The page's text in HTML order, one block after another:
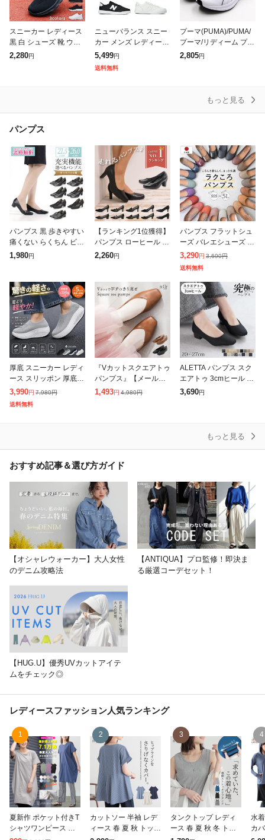
スニーカー レディース
黒 白 シューズ 靴 ウォ
ーキング ランニング キ
2,280円
ニューバランス スニー
カー メンズ レディース
新作 送料無料 M30 CT3
0 new balance
5,499円
送料無料
プーマ(PUMA)/PUMA/
プーマ/リディーム プロ
レーサー/ランニング
2,805円
もっと見る
パンプス
パンプス 黒 歩きやすい
痛くない らくちん ビジ
ネス フォーマル ローヒ
1,980円
【ランキング1位獲得】
パンプス ローヒール 黒
ブラック 痛くない 柔ら
2,260円
パンプス フラットシュ
ーズ バレエシューズ 痛
くない ペタンコ ローヒ
ール ぺたんこ ラウンド
歩きやす
3,290円 3,690円
送料無料
厚底 スニーカー レディ
ース スリッポン 厚底
ローファー パンプス レ
ディース靴 痛くない シ
3,990円 7,980円
送料無料
『Vカットスクエアトゥ
パンプス』【メール便
不可】【30】[パンプス
1,493円 4,980円
ALETTA パンプス スク
エアトゥ 3cmヒール チ
ャンキーヒール レディ
3,690円
もっと見る
おすすめ記事＆選び方ガイド
【オシャレウォーカー】大人女性
のデニム攻略法
【ANTIQUA】プロ監修！即決ま
る厳選コーデセット！
【HUG.U】優秀UVカットアイテ
ムをチェック◎
レディースファッション人気ランキング
1
夏新作 ポケット付きT
シャツワンピース ワ
2
カットソー 半袖 レデ
ィース 春 夏 秋 トップ
3
タンクトップ レディ
ース 春 夏 秋 冬 トッ
4
水
カ